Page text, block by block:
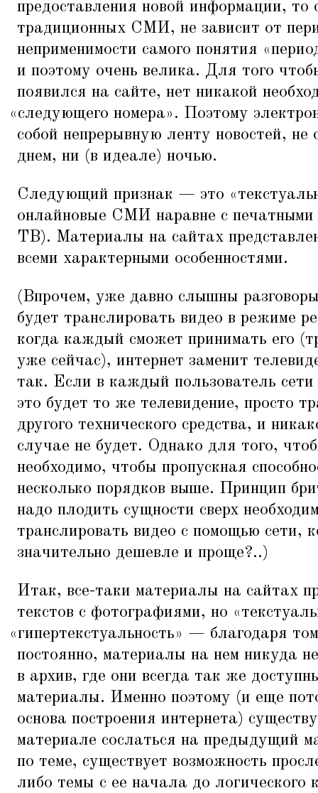
предоставления новой информации, то
традиционных СМИ, не зависит от
неприменимости самого понятия «
и поэтому очень велика. Для того
появился на сайте, нет никакой
«следующего номера». Поэтому
собой непрерывную ленту новостей,
днем, ни (в идеале) ночью.
Следующий признак — это «
онлайновые СМИ наравне с печатными
ТВ). Материалы на сайтах
всеми характерными особенностями.
(Впрочем, уже давно слышны
будет транслировать видео в режиме
когда каждый сможет принимать его
уже сейчас), интернет заменит
так. Если в каждый пользователь
это будет то же телевидение, просто
другого технического средства, и
случае не будет. Однако для того,
необходимо, чтобы пропускная
несколько порядков выше. Принцип
надо плодить сущности сверх
транслировать видео с помощью сети,
значительно дешевле и проще?..)
Итак, все-таки материалы на сайтах
текстов с фотографиями, но «
«гипертекстуальность» — благодаря
постоянно, материалы на нем никуда
в архив, где они всегда так же
материалы. Именно поэтому (и еще
основа построения интернета)
материале сослаться на предыдущий
по теме, существует возможность
либо темы с ее начала до